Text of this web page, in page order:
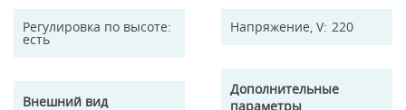
Регулировка по высоте
есть
Внешний вид
Напряжение, V 220
Дополнительные
параметры